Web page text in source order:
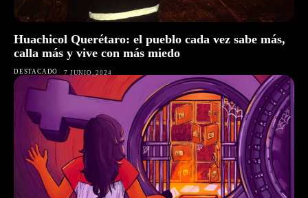
Huachicol Querétaro: el pueblo cada vez sabe más,
calla más y vive con más miedo
DESTACADO 7 JUNIO, 2024